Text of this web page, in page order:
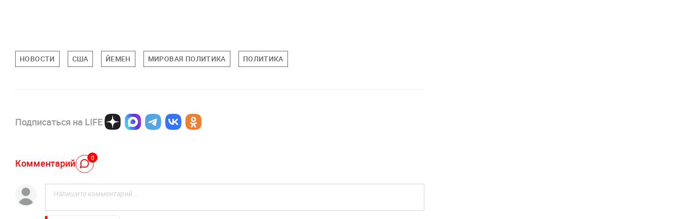
НОВОСТИ США ЙЕМЕН МИРОВАЯ ПОЛИТИКА ПОЛИТИКА
Подписаться на LIFE
Комментарий 0